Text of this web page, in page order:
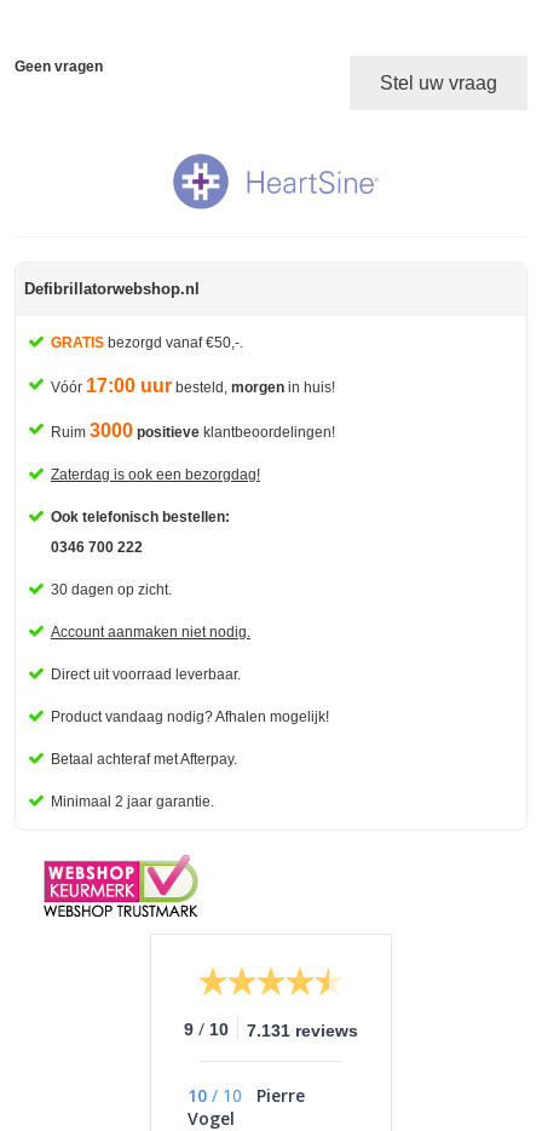
Defibrillatorwebshop.nl
GRATIS bezorgd vanaf €50,-.
Vóór 17:00 uur besteld, morgen in huis!
Ruim 3000 positieve klantbeoordelingen!
Zaterdag is ook een bezorgdag!
Ook telefonisch bestellen:
0346 700 222
30 dagen op zicht.
Account aanmaken niet nodig.
Direct uit voorraad leverbaar.
Product vandaag nodig? Afhalen mogelijk!
Betaal achteraf met Afterpay.
Minimaal 2 jaar garantie.
9 / 10 7.131 reviews
10 / 10
Pierre
Vogel
Stel uw vraag
Geen vragen